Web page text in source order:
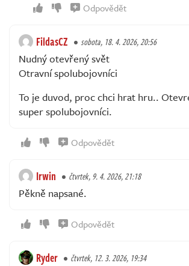
Odpovědět
FildasCZ sobota, 18. 4. 2026, 20:56
Nudný otevřený svět
Otravní spolubojovníci
To je duvod, proc chci hrat hru..
super spolubojovníci.
Odpovědět
Irwin čtvrtek, 9. 4. 2026, 21:18
Pěkně napsané.
Odpovědět
Ryder čtvrtek, 12. 3. 2026, 19:34